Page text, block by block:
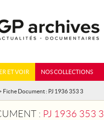
ET VOIR NOS COLLECTIONS
Fiche Document : PJ 1936 353 3
: PJ 1936 353